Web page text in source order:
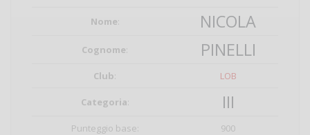
Nome: NICOLA
Cognome: PINELLI
Club: LOB
Categoria: III
Punteggio base:
900